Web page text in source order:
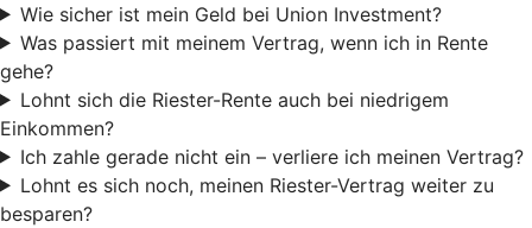
Wie sicher ist mein Geld bei Union Investment?
Was passiert mit meinem Vertrag, wenn ich in Rente
gehe?
Lohnt sich die Riester-Rente auch bei niedrigem
Einkommen?
Ich zahle gerade nicht ein – verliere ich meinen Vertrag?
Lohnt es sich noch, meinen Riester-Vertrag weiter zu
besparen?